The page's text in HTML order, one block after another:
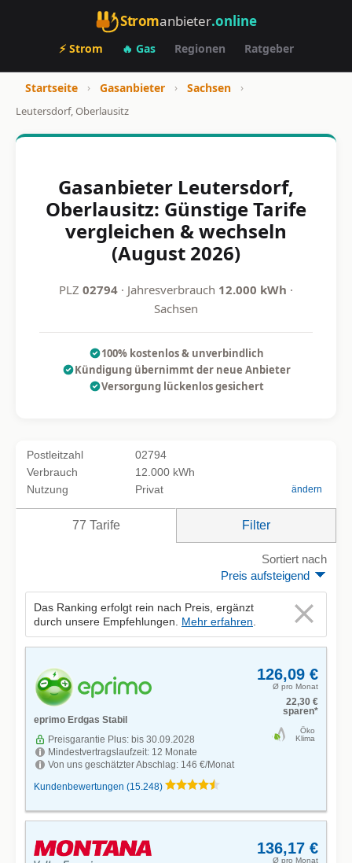
Stromanbieter.online
⚡ Strom 🔥 Gas Regionen Ratgeber
Startseite › Gasanbieter › Sachsen
›
Leutersdorf, Oberlausitz
Gasanbieter Leutersdorf,
Oberlausitz: Günstige Tarife
vergleichen & wechseln
(August 2026)
PLZ 02794 · Jahresverbrauch 12.000 kWh ·
Sachsen
100% kostenlos & unverbindlich
Kündigung übernimmt der neue Anbieter
Versorgung lückenlos gesichert